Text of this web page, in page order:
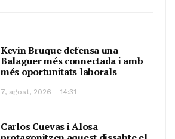
Kevin Bruque defensa una
Balaguer més connectada i amb
més oportunitats laborals
7, agost, 2026 - 14:31
Carlos Cuevas i Alosa